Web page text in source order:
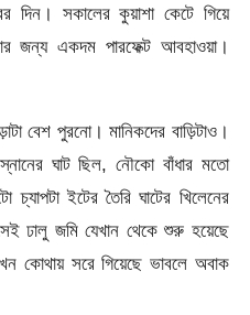
দিন। সকালের কুয়াশা কেটে গিয়ে
জন্য একদম পারফেক্ট আবহাওয়া।
বেশ পুরনো। মানিকদের বাড়িটাও।
ঘাট ছিল, নৌকো বাঁধার মতো
ইটের তৈরি ঘাটের খিলেনের
ঢালু জমি যেখান থেকে শুরু হয়েছে
কোথায় সরে গিয়েছে ভাবলে অবাক